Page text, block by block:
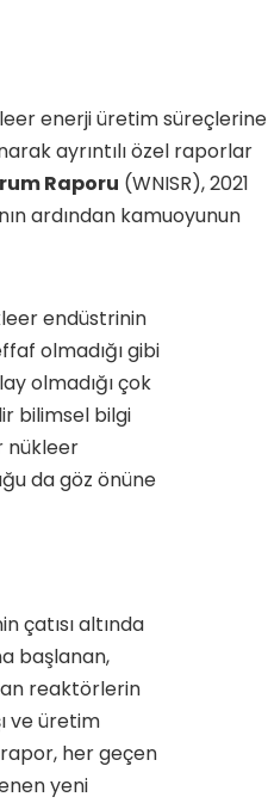
enerji üretim süreçlerine
ayrıntılı özel raporlar
Raporu (WNISR), 2021
ardından kamuoyunun
endüstrinin
olmadığı gibi
olmadığı çok
bilimsel bilgi
nükleer
da göz önüne
çatısı altında
başlanan,
reaktörlerin
ve üretim
her geçen
yeni